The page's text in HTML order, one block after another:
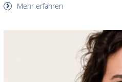
Mehr erfahren